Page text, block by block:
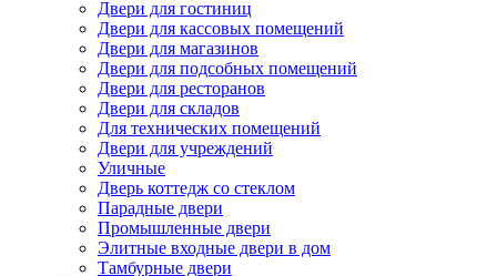
Двери для гостиниц
Двери для кассовых помещений
Двери для магазинов
Двери для подсобных помещений
Двери для ресторанов
Двери для складов
Для технических помещений
Двери для учреждений
Уличные
Дверь коттедж со стеклом
Парадные двери
Промышленные двери
Элитные входные двери в дом
Тамбурные двери